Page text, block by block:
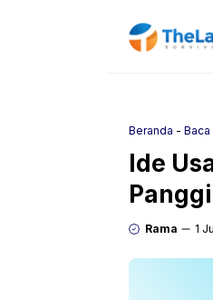
Beranda - Baca
Ide
Rama 1